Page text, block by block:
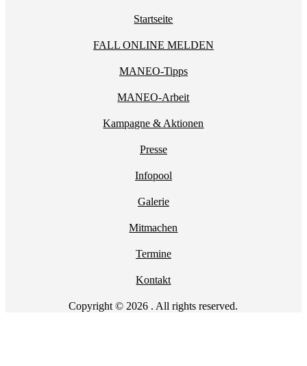
Startseite
FALL ONLINE MELDEN
MANEO-Tipps
MANEO-Arbeit
Kampagne & Aktionen
Presse
Infopool
Galerie
Mitmachen
Termine
Kontakt
Copyright © 2026 . All rights reserved.